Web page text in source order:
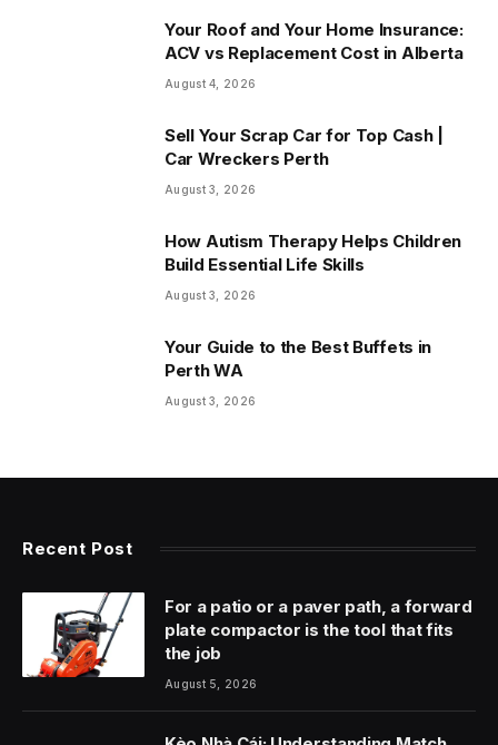
Your Roof and Your Home Insurance:
ACV vs Replacement Cost in Alberta
August 4, 2026
Sell Your Scrap Car for Top Cash |
Car Wreckers Perth
August 3, 2026
How Autism Therapy Helps Children
Build Essential Life Skills
August 3, 2026
Your Guide to the Best Buffets in
Perth WA
August 3, 2026
Recent Post
For a patio or a paver path, a forward
plate compactor is the tool that fits
the job
August 5, 2026